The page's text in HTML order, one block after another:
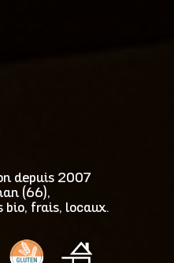
depuis 2007
(66),
bio, frais, locaux.